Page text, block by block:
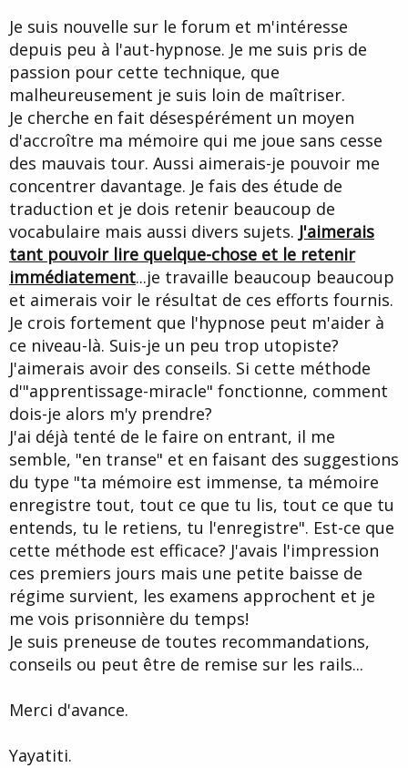
e
a
d
i
c
u
s
i
o
Je suis nouvelle sur le forum et m'intéresse
depuis peu à l'aut-hypnose. Je me suis pris de
passion pour cette technique, que
malheureusement je suis loin de maîtriser.
Je cherche en fait désespérément un moyen
d'accroître ma mémoire qui me joue sans cesse
des mauvais tour. Aussi aimerais-je pouvoir me
concentrer davantage. Je fais des étude de
traduction et je dois retenir beaucoup de
vocabulaire mais aussi divers sujets. J'aimerais
tant pouvoir lire quelque-chose et le retenir
immédiatement...je travaille beaucoup beaucoup
et aimerais voir le résultat de ces efforts fournis.
Je crois fortement que l'hypnose peut m'aider à
ce niveau-là. Suis-je un peu trop utopiste?
J'aimerais avoir des conseils. Si cette méthode
d'"apprentissage-miracle" fonctionne, comment
dois-je alors m'y prendre?
J'ai déjà tenté de le faire on entrant, il me
semble, "en transe" et en faisant des suggestions
du type "ta mémoire est immense, ta mémoire
enregistre tout, tout ce que tu lis, tout ce que tu
entends, tu le retiens, tu l'enregistre". Est-ce que
cette méthode est efficace? J'avais l'impression
ces premiers jours mais une petite baisse de
régime survient, les examens approchent et je
me vois prisonnière du temps!
Je suis preneuse de toutes recommandations,
conseils ou peut être de remise sur les rails...
Merci d'avance.
Yayatiti.